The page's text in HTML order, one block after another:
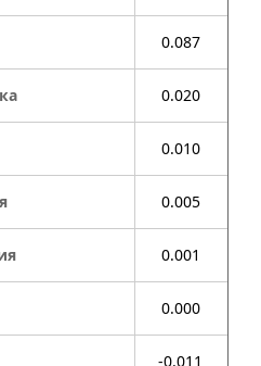
0.087
0.020
0.010
0.005
0.001
0.000
-0.011